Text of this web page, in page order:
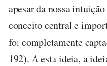
apesar da nossa
conceito central e
foi completamente
192). A esta ideia, a